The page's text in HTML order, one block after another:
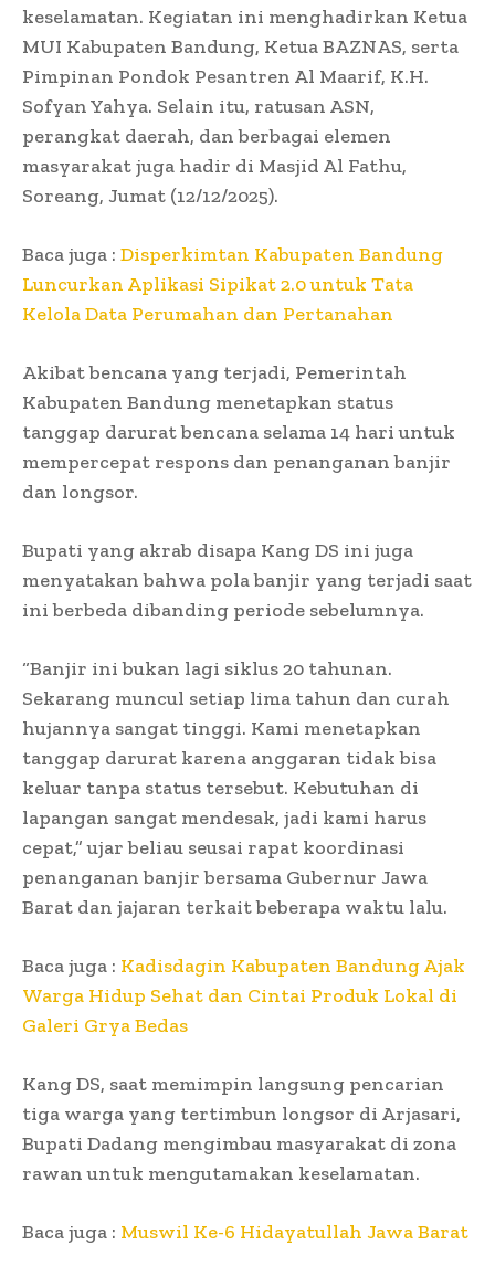
keselamatan. Kegiatan ini menghadirkan Ketua
MUI Kabupaten Bandung, Ketua BAZNAS, serta
Pimpinan Pondok Pesantren Al Maarif, K.H.
Sofyan Yahya. Selain itu, ratusan ASN,
perangkat daerah, dan berbagai elemen
masyarakat juga hadir di Masjid Al Fathu,
Soreang, Jumat (12/12/2025).
Baca juga : Disperkimtan Kabupaten Bandung
Luncurkan Aplikasi Sipikat 2.0 untuk Tata
Kelola Data Perumahan dan Pertanahan
Akibat bencana yang terjadi, Pemerintah
Kabupaten Bandung menetapkan status
tanggap darurat bencana selama 14 hari untuk
mempercepat respons dan penanganan banjir
dan longsor.
Bupati yang akrab disapa Kang DS ini juga
menyatakan bahwa pola banjir yang terjadi saat
ini berbeda dibanding periode sebelumnya.
“Banjir ini bukan lagi siklus 20 tahunan.
Sekarang muncul setiap lima tahun dan curah
hujannya sangat tinggi. Kami menetapkan
tanggap darurat karena anggaran tidak bisa
keluar tanpa status tersebut. Kebutuhan di
lapangan sangat mendesak, jadi kami harus
cepat,” ujar beliau seusai rapat koordinasi
penanganan banjir bersama Gubernur Jawa
Barat dan jajaran terkait beberapa waktu lalu.
Baca juga : Kadisdagin Kabupaten Bandung Ajak
Warga Hidup Sehat dan Cintai Produk Lokal di
Galeri Grya Bedas
Kang DS, saat memimpin langsung pencarian
tiga warga yang tertimbun longsor di Arjasari,
Bupati Dadang mengimbau masyarakat di zona
rawan untuk mengutamakan keselamatan.
Baca juga : Muswil Ke-6 Hidayatullah Jawa Barat